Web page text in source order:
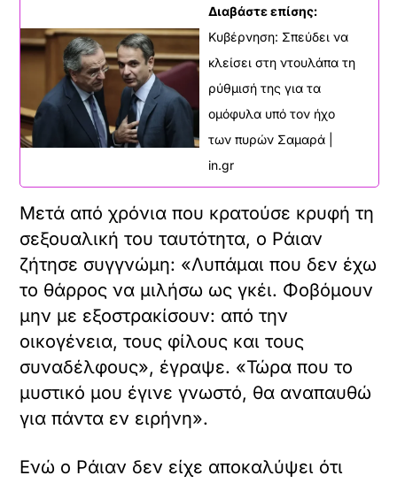
« ΠΡΟΗΓΟΥΜΕΝΟ
«Όταν έκανα
coming out»:
Οι ιστορίες
των ΛΟΑΤΚΙ+
ατόμων
ΕΠΟΜΕΝΟ
My Style
Νικήτρια η
πρώτη τρανς
παίκτρια
Νικολίνα
Νικολούζου